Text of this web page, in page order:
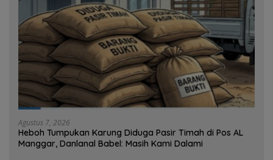
Agustus 7, 2026
Heboh Tumpukan Karung Diduga Pasir Timah di Pos AL
Manggar, Danlanal Babel: Masih Kami Dalami